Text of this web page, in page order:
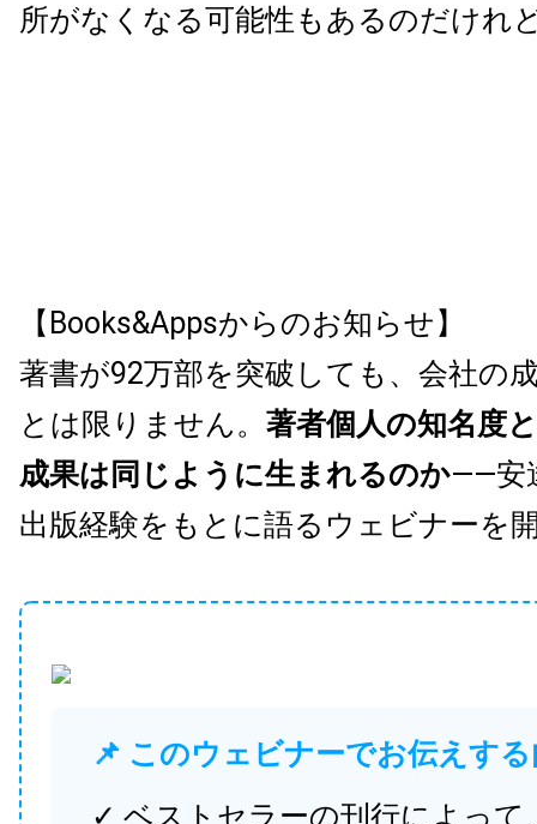
所がなくなる可能性もあるのだけれ
【Books&Appsからのお知らせ】
著書が92万部を突破しても、会社の
とは限りません。 著者個人の知名度
成果は同じように生まれるのか——安
出版経験をもとに語るウェビナーを
📌 このウェビナーでお伝えす
✓ ベストセラーの刊行によって